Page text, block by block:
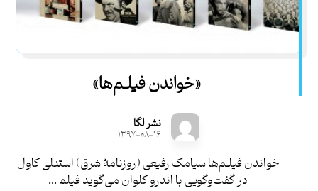
«خواندن فیلـم‌ها»
نشر لگا
۱۳۹۷-۰۸-۱۶
خواندن فیلـم‌ها سیامک رفیعی (روزنامۀ شرق) استنلی کاول
در گفت‌وگویی با اندرو کلوان می‌گوید فیلم ...